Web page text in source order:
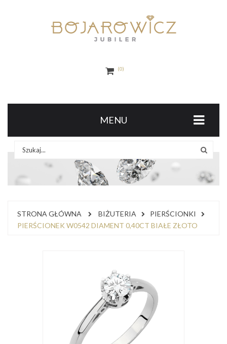
0
MENU
STRONA GŁÓWNA BIŻUTERIA
PIERŚCIONKI
PIERŚCIONEK W0542 DIAMENT 0,40CT BIAŁE ZŁOTO